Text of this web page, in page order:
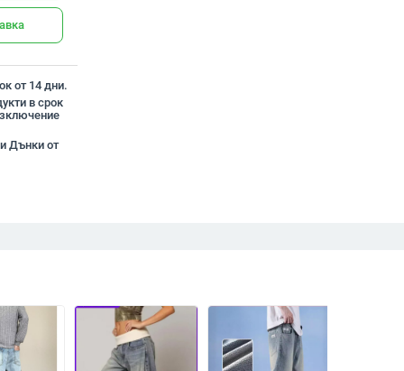
от 14 дни.
в срок
Дънки от